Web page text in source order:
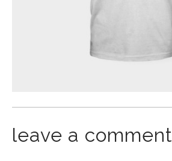
leave a comment